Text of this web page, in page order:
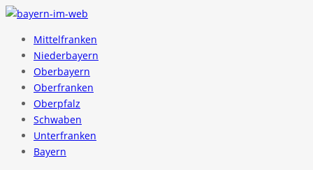
Mittelfranken
Niederbayern
Oberbayern
Oberfranken
Oberpfalz
Schwaben
Unterfranken
Bayern